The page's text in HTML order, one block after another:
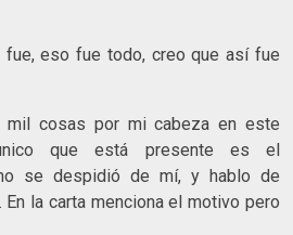
eso fue todo, creo que así fue
mil cosas por mi cabeza en este
que está presente es el
se despidió de mí, y hablo de
la carta menciona el motivo pero